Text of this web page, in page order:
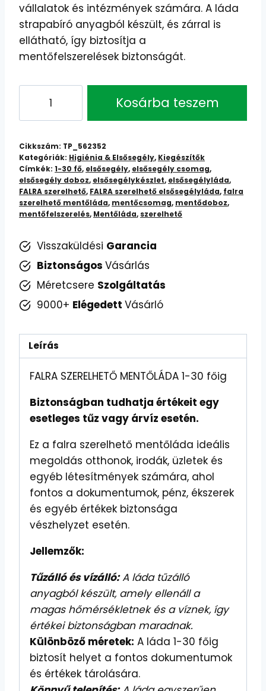
vállalatok és intézmények számára. A láda
strapabíró anyagból készült, és zárral is
ellátható, így biztosítja a
mentőfelszerelések biztonságát.
Szerelhető
Mentőláda
1-
30
Főig
mennyiség
Kosárba teszem
Cikkszám: TP_562352
Kategóriák: Higiénia & Elsősegély, Kiegészítők
Címkék: 1-30 fő, elsősegély, elsősegély csomag,
elsősegély doboz, elsősegélykészlet, elsősegélyláda,
FALRA szerelhető, FALRA szerelhető elsősegélyláda, falra
szerelhető mentőláda, mentőcsomag, mentődoboz,
mentőfelszerelés, Mentőláda, szerelhető
Visszaküldési Garancia
Biztonságos Vásárlás
Méretcsere Szolgáltatás
9000+ Elégedett Vásárló
Leírás
FALRA SZERELHETŐ MENTŐLÁDA 1-30 főig
Biztonságban tudhatja értékeit egy
esetleges tűz vagy árvíz esetén.
Ez a falra szerelhető mentőláda ideális
megoldás otthonok, irodák, üzletek és
egyéb létesítmények számára, ahol
fontos a dokumentumok, pénz, ékszerek
és egyéb értékek biztonsága
vészhelyzet esetén.
Jellemzők:
Tűzálló és vízálló:A láda tűzálló
anyagból készült, amely ellenáll a
magas hőmérsékletnek és a víznek, így
értékei biztonságban maradnak.
Különböző méretek: A láda 1-30 főig
biztosít helyet a fontos dokumentumok
és értékek tárolására.